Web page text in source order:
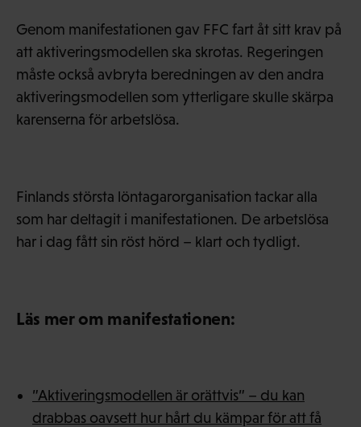
Genom manifestationen gav FFC fart åt sitt krav på
att aktiveringsmodellen ska skrotas. Regeringen
måste också avbryta beredningen av den andra
aktiveringsmodellen som ytterligare skulle skärpa
karenserna för arbetslösa.
Finlands största löntagarorganisation tackar alla
som har deltagit i manifestationen. De arbetslösa
har i dag fått sin röst hörd – klart och tydligt.
Läs mer om manifestationen:
”Aktiveringsmodellen är orättvis” – du kan
drabbas oavsett hur hårt du kämpar för att få